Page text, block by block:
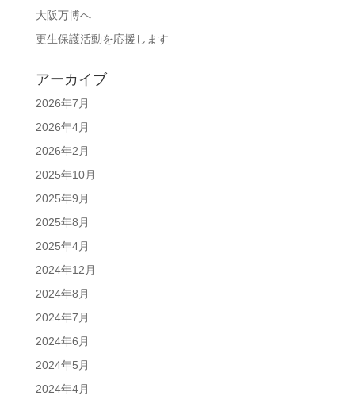
大阪万博へ
更生保護活動を応援します
アーカイブ
2026年7月
2026年4月
2026年2月
2025年10月
2025年9月
2025年8月
2025年4月
2024年12月
2024年8月
2024年7月
2024年6月
2024年5月
2024年4月